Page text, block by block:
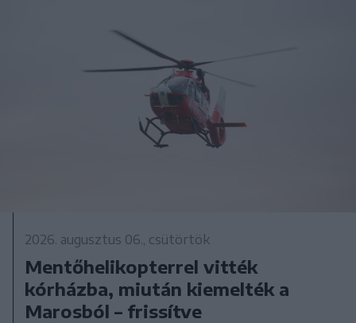
2026. augusztus 06., csütörtök
Mentőhelikopterrel vitték
kórházba, miután kiemelték a
Marosból – frissítve